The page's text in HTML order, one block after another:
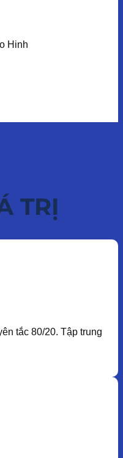
TRỊ
tắc 80/20. Tập trung